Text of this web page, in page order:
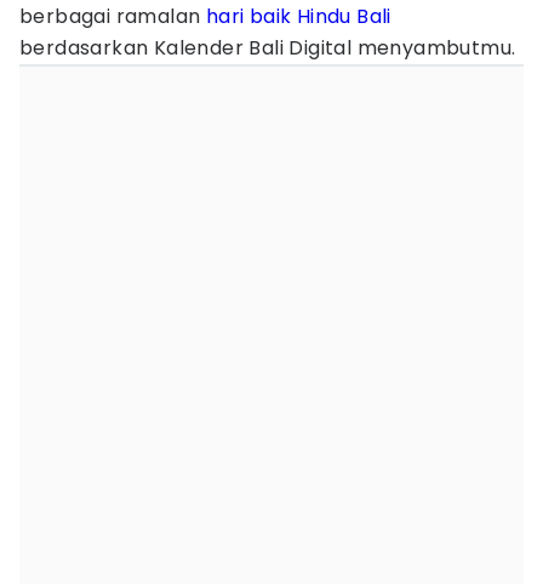
berbagai ramalan hari baik Hindu Bali
berdasarkan Kalender Bali Digital menyambutmu.